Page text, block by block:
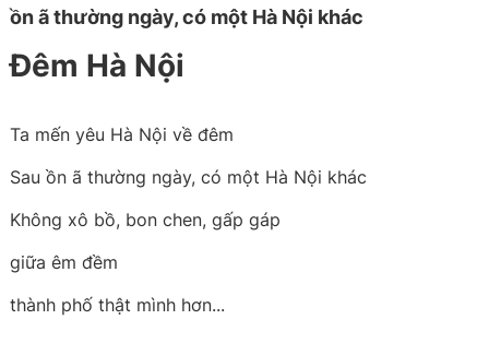
ồn ã thường ngày, có một Hà Nội khác
Đêm Hà Nội
Ta mến yêu Hà Nội về đêm
Sau ồn ã thường ngày, có một Hà Nội khác
Không xô bồ, bon chen, gấp gáp
giữa êm đềm
thành phố thật mình hơn...